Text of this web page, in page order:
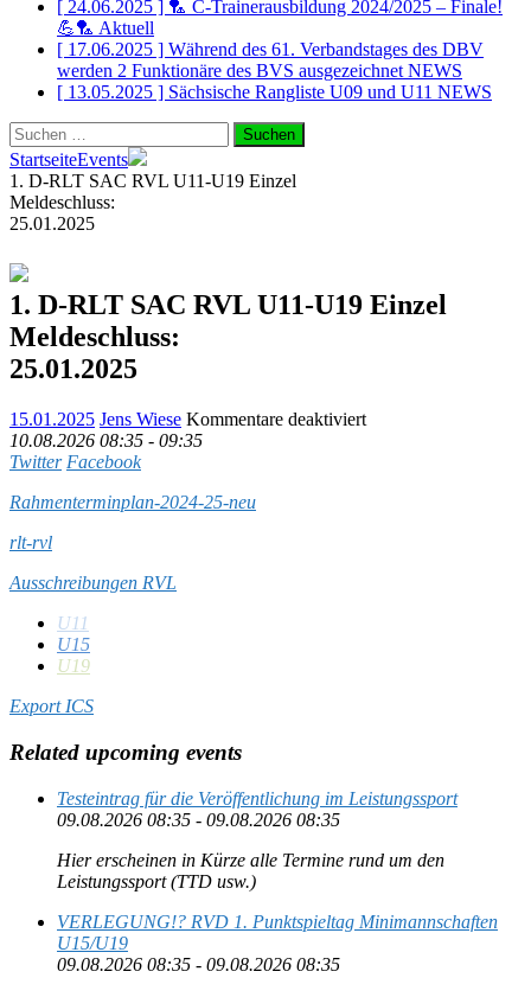
[ 24.06.2025 ] 🏸 C-Trainerausbildung 2024/2025 – Finale!
💪🏸 Aktuell
[ 17.06.2025 ] Während des 61. Verbandstages des DBV
werden 2 Funktionäre des BVS ausgezeichnet NEWS
[ 13.05.2025 ] Sächsische Rangliste U09 und U11 NEWS
Suchen
nach:
StartseiteEvents
1. D-RLT SAC RVL U11-U19 Einzel
Meldeschluss:
25.01.2025
1. D-RLT SAC RVL U11-U19 Einzel
Meldeschluss:
25.01.2025
15.01.2025 Jens Wiese Kommentare deaktiviertfür
10.08.2026 08:35 - 09:35
Twitter Facebook
Rahmenterminplan-2024-25-neu
rlt-rvl
Ausschreibungen RVL
U11
U15
U19
Export ICS
Related upcoming events
Testeintrag für die Veröffentlichung im Leistungssport
09.08.2026 08:35 - 09.08.2026 08:35
Hier erscheinen in Kürze alle Termine rund um den
Leistungssport (TTD usw.)
VERLEGUNG!? RVD 1. Punktspieltag Minimannschaften
U15/U19
09.08.2026 08:35 - 09.08.2026 08:35